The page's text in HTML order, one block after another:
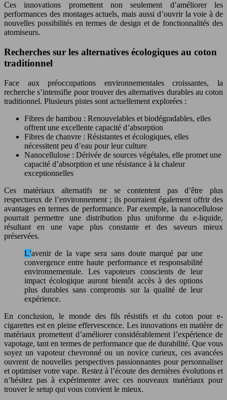
Ces innovations promettent non seulement d’améliorer les
performances des montages actuels, mais aussi d’ouvrir la voie à de
nouvelles possibilités en termes de design et de fonctionnalités des
atomiseurs.
Recherches sur les alternatives écologiques au coton
traditionnel
Face aux préoccupations environnementales croissantes, la
recherche s’intensifie pour trouver des alternatives durables au coton
traditionnel. Plusieurs pistes sont actuellement explorées :
Fibres de bambou : Renouvelables et biodégradables, elles
offrent une excellente capacité d’absorption
Fibres de chanvre : Résistantes et écologiques, elles
nécessitent peu d’eau pour leur culture
Nanocellulose : Dérivée de sources végétales, elle promet une
capacité d’absorption et une résistance à la chaleur
exceptionnelles
Ces matériaux alternatifs ne se contentent pas d’être plus
respectueux de l’environnement ; ils pourraient également offrir des
avantages en termes de performance. Par exemple, la nanocellulose
pourrait permettre une distribution plus uniforme du e-liquide,
résultant en une vape plus constante et des saveurs mieux
préservées.
L’avenir de la vape sera sans doute marqué par une
convergence entre haute performance et responsabilité
environnementale. Les vapoteurs conscients de leur
impact écologique auront bientôt accès à des options
plus durables sans compromis sur la qualité de leur
expérience.
En conclusion, le monde des fils résistifs et du coton pour e-
cigarettes est en pleine effervescence. Les innovations en matière de
matériaux promettent d’améliorer considérablement l’expérience de
vapotage, tant en termes de performance que de durabilité. Que vous
soyez un vapoteur chevronné ou un novice curieux, ces avancées
ouvrent de nouvelles perspectives passionnantes pour personnaliser
et optimiser votre vape. Restez à l’écoute des dernières évolutions et
n’hésitez pas à expérimenter avec ces nouveaux matériaux pour
trouver le setup qui vous convient le mieux.